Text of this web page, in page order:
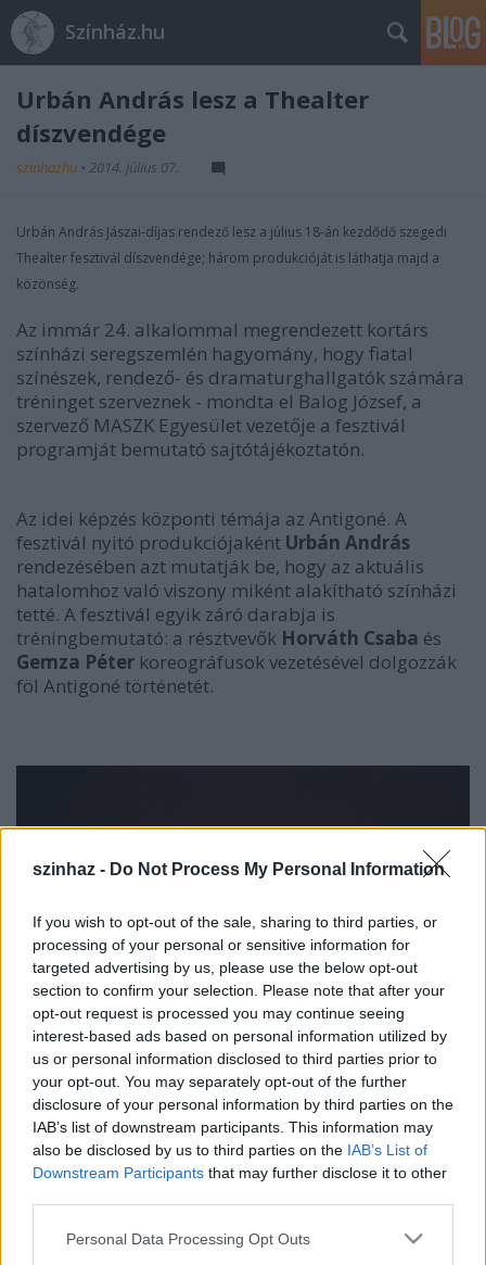
szinhaz - Do Not Process My Personal Information
If you wish to opt-out of the sale, sharing to third parties, or
processing of your personal or sensitive information for
targeted advertising by us, please use the below opt-out
section to confirm your selection. Please note that after your
opt-out request is processed you may continue seeing
interest-based ads based on personal information utilized by
us or personal information disclosed to third parties prior to
your opt-out. You may separately opt-out of the further
disclosure of your personal information by third parties on the
IAB’s list of downstream participants. This information may
also be disclosed by us to third parties on the IAB’s List of
Downstream Participants that may further disclose it to other
Please note that this website/app uses one or more Google
Personal Data Processing Opt Outs
Színház.hu
Urbán András lesz a Thealter
díszvendége
szinhazhu • 2014. július 07.
Urbán András Jászai-díjas rendező lesz a július 18-án kezdődő szegedi
Thealter fesztivál díszvendége; három produkcióját is láthatja majd a
közönség.
Az immár 24. alkalommal megrendezett kortárs
színházi seregszemlén hagyomány, hogy fiatal
színészek, rendező- és dramaturghallgatók számára
tréninget szerveznek - mondta el Balog József, a
szervező MASZK Egyesület vezetője a fesztivál
programját bemutató sajtótájékoztatón.
Az idei képzés központi témája az Antigoné. A
fesztivál nyitó produkciójaként Urbán András
rendezésében azt mutatják be, hogy az aktuális
hatalomhoz való viszony miként alakítható színházi
tetté. A fesztivál egyik záró darabja is
tréningbemutató: a résztvevők Horváth Csaba és
Gemza Péter koreográfusok vezetésével dolgozzák
föl Antigoné történetét.
Urbán András (fotó: magyarszo.com)
Urbán Andrássaját társulatával, a szabadkai
című - a Thealteren már játszott - darabjának